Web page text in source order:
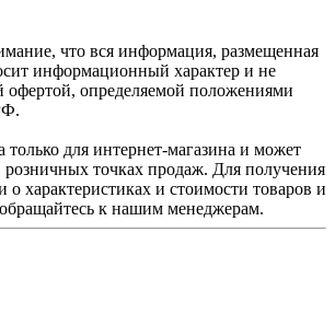
что вся информация, размещенная
информационный характер и не
офертой, определяемой положениями
только для интернет-магазина и может
розничных точках продаж. Для получения
характеристиках и стоимости товаров и
к нашим менеджерам.